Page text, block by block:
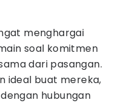
menghargai
soal komitmen
dari pasangan.
ideal buat mereka,
hubungan